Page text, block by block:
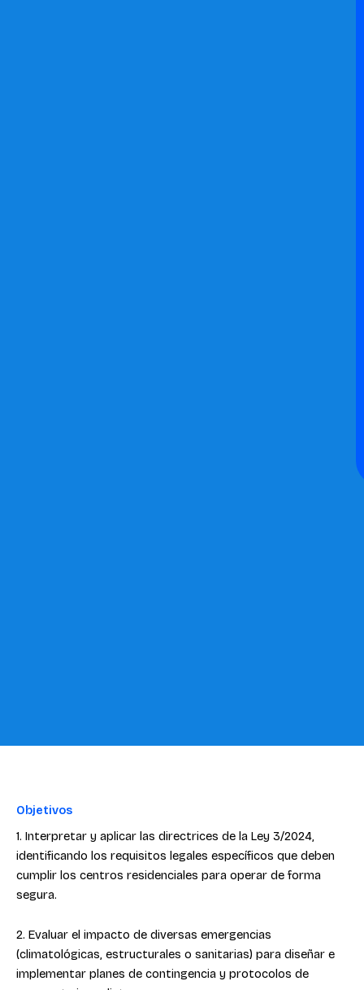
Objetivos
1. Interpretar y aplicar las directrices de la Ley 3/2024,
identificando los requisitos legales específicos que deben
cumplir los centros residenciales para operar de forma
segura.
2. Evaluar el impacto de diversas emergencias
(climatológicas, estructurales o sanitarias) para diseñar e
implementar planes de contingencia y protocolos de